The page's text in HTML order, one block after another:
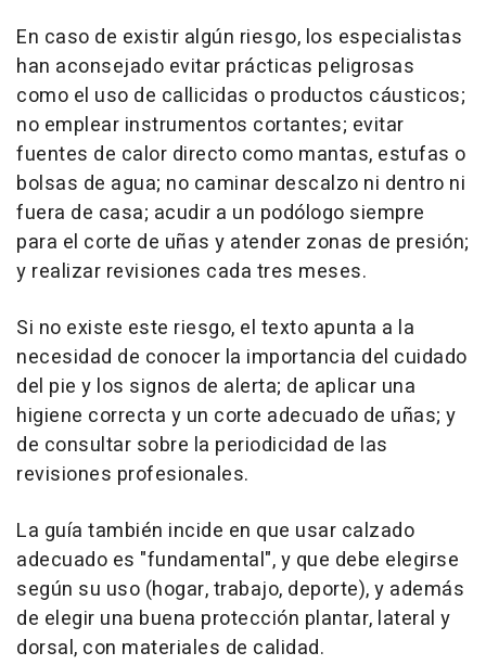
En caso de existir algún riesgo, los especialistas
han aconsejado evitar prácticas peligrosas
como el uso de callicidas o productos cáusticos;
no emplear instrumentos cortantes; evitar
fuentes de calor directo como mantas, estufas o
bolsas de agua; no caminar descalzo ni dentro ni
fuera de casa; acudir a un podólogo siempre
para el corte de uñas y atender zonas de presión;
y realizar revisiones cada tres meses.
Si no existe este riesgo, el texto apunta a la
necesidad de conocer la importancia del cuidado
del pie y los signos de alerta; de aplicar una
higiene correcta y un corte adecuado de uñas; y
de consultar sobre la periodicidad de las
revisiones profesionales.
La guía también incide en que usar calzado
adecuado es "fundamental", y que debe elegirse
según su uso (hogar, trabajo, deporte), y además
de elegir una buena protección plantar, lateral y
dorsal, con materiales de calidad.